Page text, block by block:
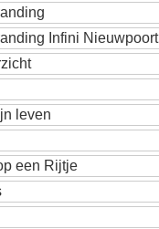
Infini Nieuwpoort
leven
een Rijtje